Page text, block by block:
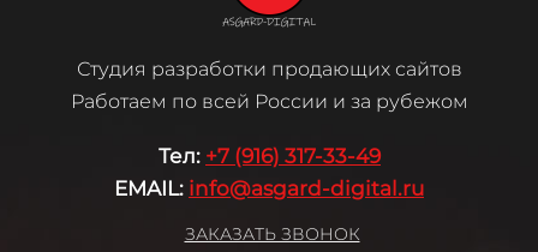
Студия разработки продающих сайтов
Работаем по всей России и за рубежом
Тел: +7 (916) 317-33-49
EMAIL: info@asgard-digital.ru
ЗАКАЗАТЬ ЗВОНОК